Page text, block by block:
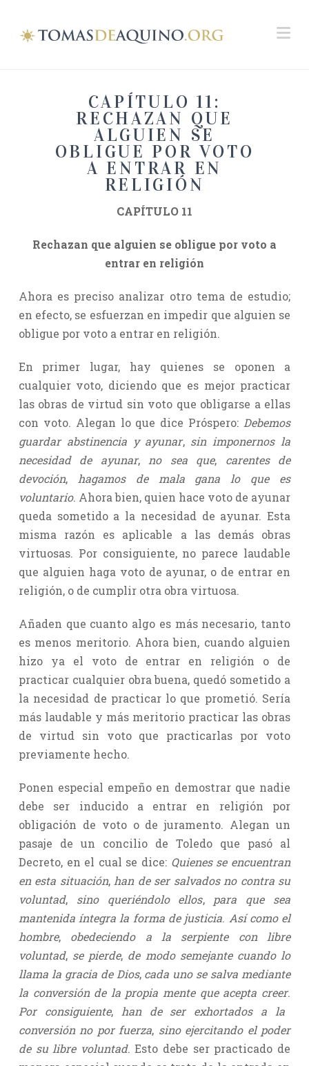
CAPÍTULO 11:
RECHAZAN QUE
ALGUIEN SE
OBLIGUE POR VOTO
A ENTRAR EN
RELIGIÓN
CAPÍTULO 11
Rechazan que alguien se obligue por voto a
entrar en religión
Ahora es preciso analizar otro tema de estudio;
en efecto, se esfuerzan en impedir que alguien se
obligue por voto a entrar en religión.
En primer lugar, hay quienes se oponen a
cualquier voto, diciendo que es mejor practicar
las obras de virtud sin voto que obligarse a ellas
con voto. Alegan lo que dice Próspero: Debemos
guardar abstinencia y ayunar,sin imponernos la
necesidad de ayunar,no sea que, carentes de
devoción,hagamos de mala gana lo que es
voluntario. Ahora bien, quien hace voto de ayunar
queda sometido a la necesidad de ayunar. Esta
misma razón es aplicable a las demás obras
virtuosas. Por consiguiente, no parece laudable
que alguien haga voto de ayunar, o de entrar en
religión, o de cumplir otra obra virtuosa.
Añaden que cuanto algo es más necesario, tanto
es menos meritorio. Ahora bien, cuando alguien
hizo ya el voto de entrar en religión o de
practicar cualquier obra buena, quedó sometido a
la necesidad de practicar lo que prometió. Sería
más laudable y más meritorio practicar las obras
de virtud sin voto que practicarlas por voto
previamente hecho.
Ponen especial empeño en demostrar que nadie
debe ser inducido a entrar en religión por
obligación de voto o de juramento. Alegan un
pasaje de un concilio de Toledo que pasó al
Decreto, en el cual se dice: Quienes se encuentran
en esta situación,han de ser salvados no contra su
voluntad,sino queriéndolo ellos,para que sea
mantenida íntegra la forma de justicia. Así como el
hombre,obedeciendo a la serpiente con libre
voluntad,se pierde, de modo semejante cuando lo
llama la gracia de Dios,cada uno se salva mediante
la conversión de la propia mente que acepta creer.
Por consiguiente,han de ser exhortados a la
conversión no por fuerza, sino ejercitando el poder
de su libre voluntad. Esto debe ser practicado de